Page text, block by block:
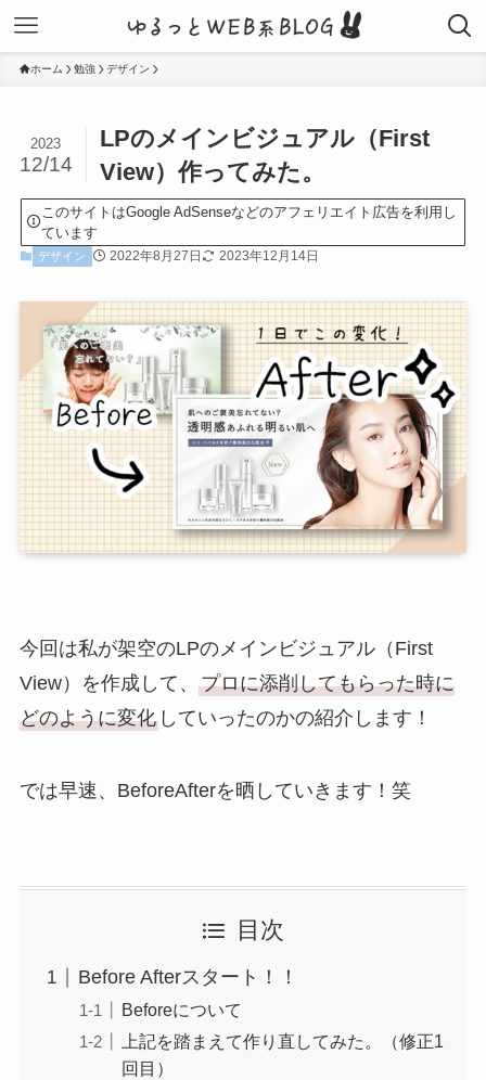
ホーム 勉強 デザイン
LPのメインビジュアル（First
View）作ってみた。
2023
12/14
このサイトはGoogle AdSenseなどのアフェリエイト広告を利用し
ています
デザイン 2022年8月27日 2023年12月14日
今回は私が架空のLPのメインビジュアル（First
View）を作成して、 プロに添削してもらった時に
どのように変化していったのかの紹介します！
では早速、BeforeAfterを晒していきます！笑
目次
Before Afterスタート！！
Beforeについて
上記を踏まえて作り直してみた。（修正1
回目）